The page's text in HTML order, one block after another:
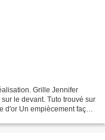
Grille Jennifer
le devant. Tuto trouvé sur
Un empiècement façon